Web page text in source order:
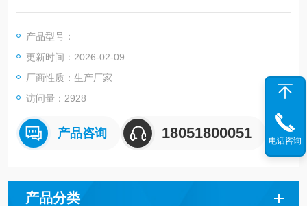
业、电子、化工、环境保护、科研单位等部门对物品进行烘焙、
产品型号：
更新时间：2026-02-09
厂商性质：生产厂家
访问量：2928
产品咨询 18051800051
产品分类
电话咨询